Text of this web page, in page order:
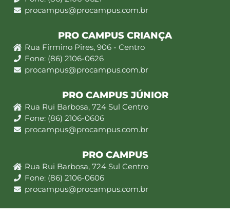
procampus@procampus.com.br
PRO CAMPUS CRIANÇA
Rua Firmino Pires, 906 - Centro
Fone: (86) 2106-0626
procampus@procampus.com.br
PRO CAMPUS JÚNIOR
Rua Rui Barbosa, 724 Sul Centro
Fone: (86) 2106-0606
procampus@procampus.com.br
PRO CAMPUS
Rua Rui Barbosa, 724 Sul Centro
Fone: (86) 2106-0606
procampus@procampus.com.br